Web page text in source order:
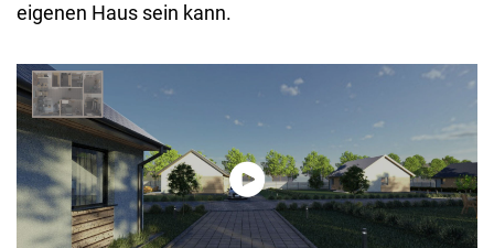
eigenen Haus sein kann.